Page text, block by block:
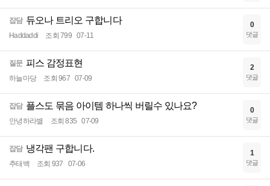
잡담 듀오나 트리오 구합니다
Haddaddi 조회 799 07-11
0
댓글
질문 피스 감정표현
하늘마당 조회 967 07-09
2
댓글
잡담 플스도 묶음 아이템 하나씩 버릴수 있나요?
안녕하라별 조회 835 07-09
0
댓글
잡담 냉각팬 구합니다.
추태백 조회 937 07-06
1
댓글